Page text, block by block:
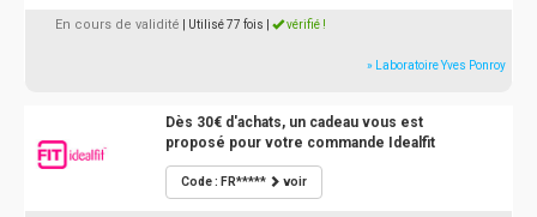
En cours de validité | Utilisé 77 fois vérifié !
» Laboratoire Yves Ponroy
Dès 30€ d'achats, un cadeau vous est
proposé pour votre commande Idealfit
Code : FR***** voir